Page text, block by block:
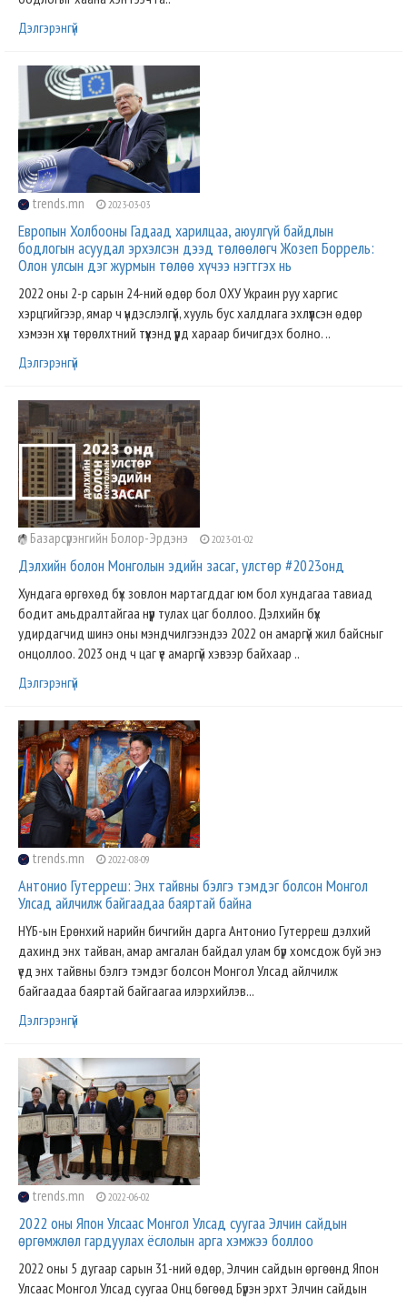
Дэлгэрэнгүй
trends.mn 2023-03-03
Европын Холбооны Гадаад харилцаа, аюулгүй байдлын
бодлогын асуудал эрхэлсэн дээд төлөөлөгч Жозеп Боррель:
Олон улсын дэг журмын төлөө хүчээ нэгтгэх нь
2022 оны 2-р сарын 24-ний өдөр бол ОХУ Украин руу харгис
хэрцгийгээр, ямар ч үндэслэлгүй, хууль бус халдлага эхлүүлсэн өдөр
хэмээн хүн төрөлхтний түүхэнд үүрд хараар бичигдэх болно. ..
Дэлгэрэнгүй
Базарсүрэнгийн Болор-Эрдэнэ 2023-01-02
Дэлхийн болон Монголын эдийн засаг, улстөр #2023онд
Хундага өргөхөд бүх зовлон мартагддаг юм бол хундагаа тавиад
бодит амьдралтайгаа нүүр тулах цаг боллоо. Дэлхийн бүх
удирдагчид шинэ оны мэндчилгээндээ 2022 он амаргүй жил байсныг
онцоллоо. 2023 онд ч цаг үе амаргүй хэвээр байхаар ..
Дэлгэрэнгүй
trends.mn 2022-08-09
Антонио Гутерреш: Энх тайвны бэлгэ тэмдэг болсон Монгол
Улсад айлчилж байгаадаа баяртай байна
НҮБ-ын Ерөнхий нарийн бичгийн дарга Антонио Гутерреш дэлхий
дахинд энх тайван, амар амгалан байдал улам бүр хомсдож буй энэ
үед энх тайвны бэлгэ тэмдэг болсон Монгол Улсад айлчилж
байгаадаа баяртай байгаагаа илэрхийлэв...
Дэлгэрэнгүй
trends.mn 2022-06-02
2022 оны Япон Улсаас Монгол Улсад суугаа Элчин сайдын
өргөмжлөл гардуулах ёслолын арга хэмжээ боллоо
2022 оны 5 дугаар сарын 31-ний өдөр, Элчин сайдын өргөөнд Япон
Улсаас Монгол Улсад суугаа Онц бөгөөд Бүрэн эрхт Элчин сайдын